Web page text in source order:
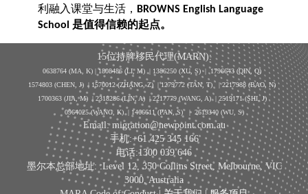
利融入课堂与生活，
BROWNS English Language
School 是值得信赖的起点。
15位持牌移民代理(MARN):
0638764 (MA, K) |1808486 (LI, M) | 1386250 (XU, S)| 1796643 (QIN, Q)
1574803 (CHEN, J) | 1570012 (ZHANG, Z) | 1279772 (TAN, T) | 2217988 (BAO, N)
1700363 (JIA, M) | 2318286 (LIN, A) | 2217779 (WANG, A) | 2519171 (SHI, J)
0964025 (WANG, K) | 1466611 (PAN, S)| 2619340 (WU, S)
Email: migration@newpoint.com.au
手机:+61 425 345 166
电话:1300 039 646
墨尔本总部地址: :Level 12, 350 Collins Street, Melbourne, VIC
3000, Australia